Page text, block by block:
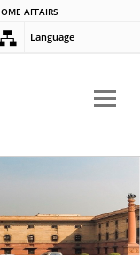
AFFAIRS
Language